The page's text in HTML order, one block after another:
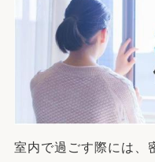
室内で過ごす際には、